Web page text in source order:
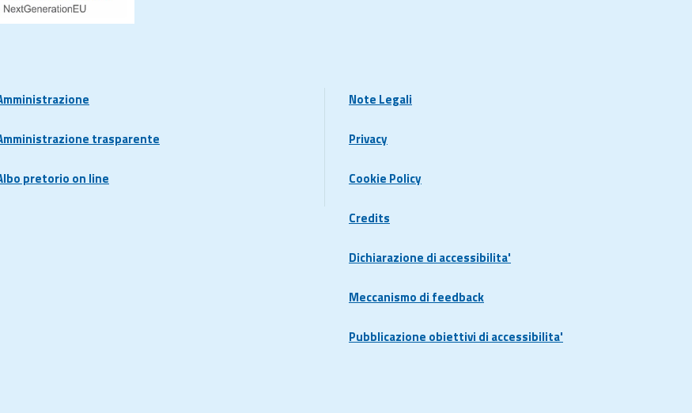
trasparente
pretorio on line
Note Legali
Privacy
Cookie Policy
Credits
Dichiarazione di accessibilita'
Meccanismo di feedback
Pubblicazione obiettivi di accessibilita'